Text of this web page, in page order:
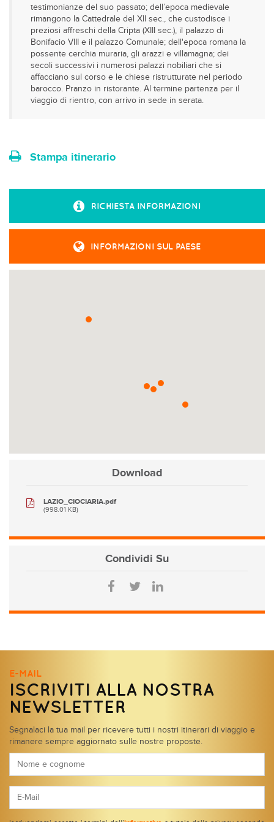
testimonianze del suo passato; dell’epoca medievale
rimangono la Cattedrale del XII sec., che custodisce i
preziosi affreschi della Cripta (XIII sec.), il palazzo di
Bonifacio VIII e il palazzo Comunale; dell'epoca romana la
possente cerchia muraria, gli arazzi e villamagna; dei
secoli successivi i numerosi palazzi nobiliari che si
affacciano sul corso e le chiese ristrutturate nel periodo
barocco. Pranzo in ristorante. Al termine partenza per il
viaggio di rientro, con arrivo in sede in serata.
Stampa itinerario
RICHIESTA INFORMAZIONI
INFORMAZIONI SUL PAESE
Download
LAZIO_CIOCIARIA.pdf
(998.01 KB)
Condividi Su
E-MAIL
ISCRIVITI ALLA NOSTRA
NEWSLETTER
Segnalaci la tua mail per ricevere tutti i nostri itinerari di viaggio e
rimanere sempre aggiornato sulle nostre proposte.